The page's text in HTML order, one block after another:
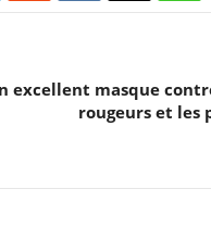
excellent masque
rougeurs et les